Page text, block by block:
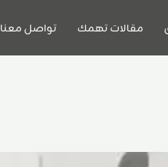
مقالات تهمك تواصل معنا